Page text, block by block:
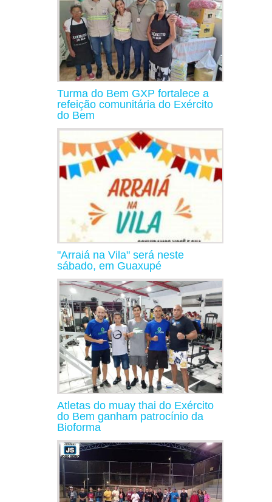
Turma do Bem GXP fortalece a
refeição comunitária do Exército
do Bem
"Arraiá na Vila" será neste
sábado, em Guaxupé
Atletas do muay thai do Exército
do Bem ganham patrocínio da
Bioforma